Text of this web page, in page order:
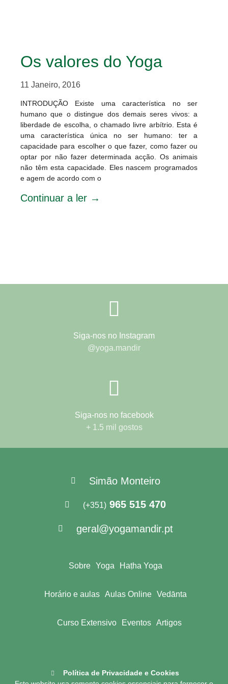
Os valores do Yoga
11 Janeiro, 2016
INTRODUÇÃO Existe uma característica no ser
humano que o distingue dos demais seres vivos: a
liberdade de escolha, o chamado livre arbítrio. Esta é
uma característica única no ser humano: ter a
capacidade para escolher o que fazer, como fazer ou
optar por não fazer determinada acção. Os animais
não têm esta capacidade. Eles nascem programados
e agem de acordo com o
Continuar a ler →
Siga-nos no Instagram
@yoga.mandir
Siga-nos no facebook
+ 1.5 mil gostos
Simão Monteiro
(+351) 965 515 470
geral@yogamandir.pt
Sobre Yoga Haṭha Yoga
Horário e aulas Aulas Online Vedānta
Curso Extensivo Eventos Artigos
Política de Privacidade e Cookies